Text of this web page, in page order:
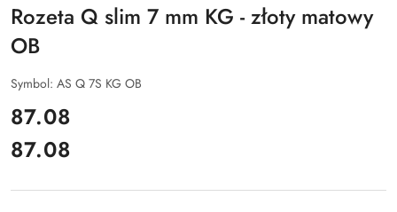
Rozeta Q slim 7 mm KG - złoty matowy
OB
Symbol: AS Q 7S KG OB
cena:
87.08
Cena:
87.08